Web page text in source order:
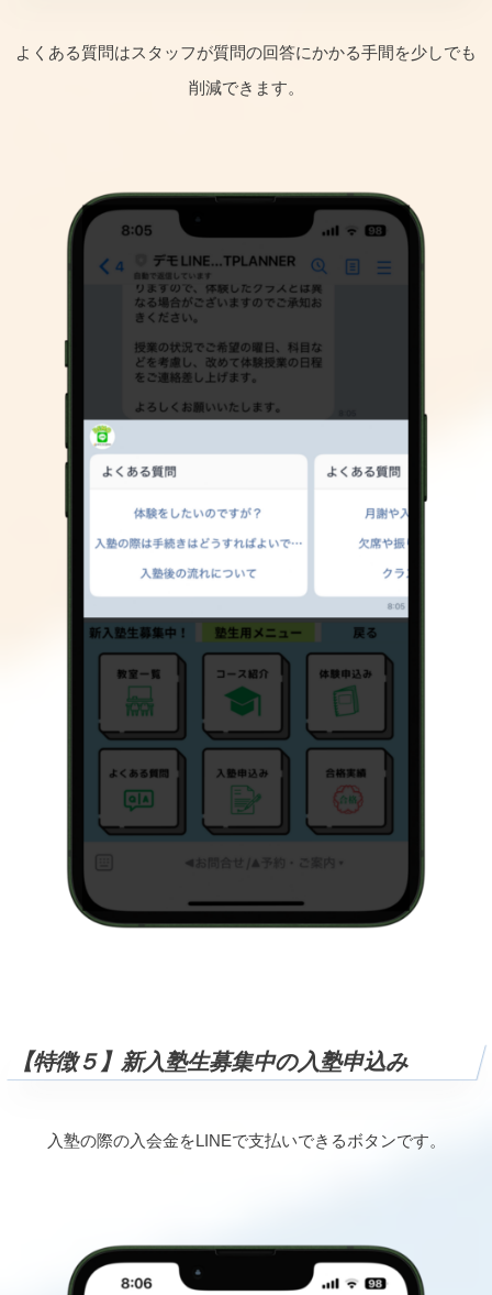
よくある質問はスタッフが質問の回答にかかる手間を少しでも
削減できます。
【特徴５】新入塾生募集中の入塾申込み
入塾の際の入会金をLINEで支払いできるボタンです。